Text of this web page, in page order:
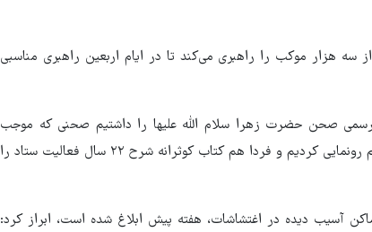
سه هزار موکب را راهبری می‌کند تا در ایام اربعین راهبری مناسبی
رسمی صحن حضرت زهرا سلام الله علیها را داشتیم صحنی که موجب
شگفتی جهانیان است، همزمان کتاب خانه پدری را هم رونمایی کردیم و فردا هم کتاب کوثرانه شرح ۲۲ سال فعالیت ستاد را
آسیب دیده در اغتشاشات، هفته پیش ابلاغ شده است، ابراز کرد: